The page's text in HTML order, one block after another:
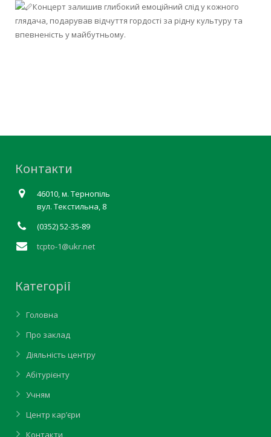
Концерт залишив глибокий емоційний слід у кожного
глядача, подарував відчуття гордості за рідну культуру та
впевненість у майбутньому.
Контакти
46010, м. Тернопіль
вул. Текстильна, 8
(0352) 52-35-89
tcpto-1@ukr.net
Категорії
Головна
Про заклад
Діяльність центру
Абітурієнту
Учням
Центр кар’єри
Контакти